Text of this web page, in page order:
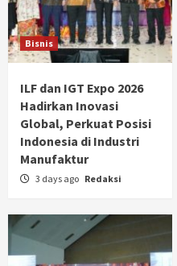
Bisnis
ILF dan IGT Expo 2026
Hadirkan Inovasi
Global, Perkuat Posisi
Indonesia di Industri
Manufaktur
3 days ago Redaksi